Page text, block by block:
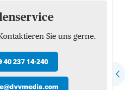
Sie uns gerne.
40 237 14-240
@dvvmedia.com